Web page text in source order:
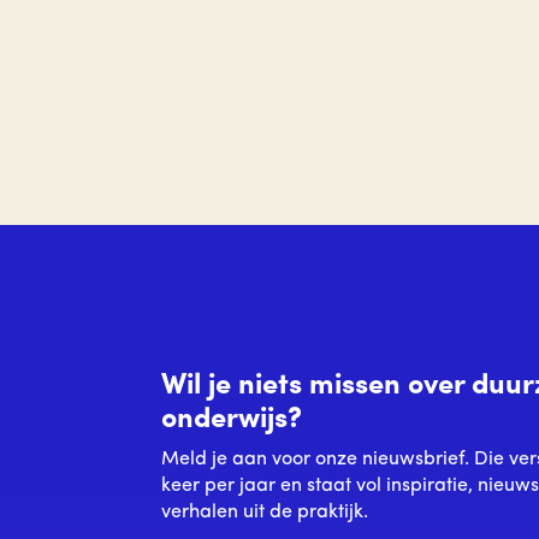
Wil je niets missen over
onderwijs?
Meld je aan voor onze nieuwsbrief. Die
keer per jaar en staat vol inspiratie,
verhalen uit de praktijk.